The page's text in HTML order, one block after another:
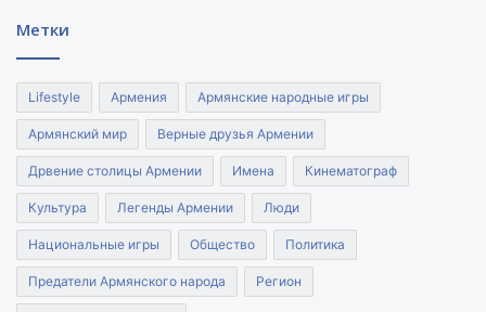
Метки
Lifestyle Армения Армянские народные игры
Армянский мир Верные друзья Армении
Дрвение столицы Армении Имена Кинематограф
Культура Легенды Армении Люди
Национальные игры Общество Политика
Предатели Армянского народа Регион